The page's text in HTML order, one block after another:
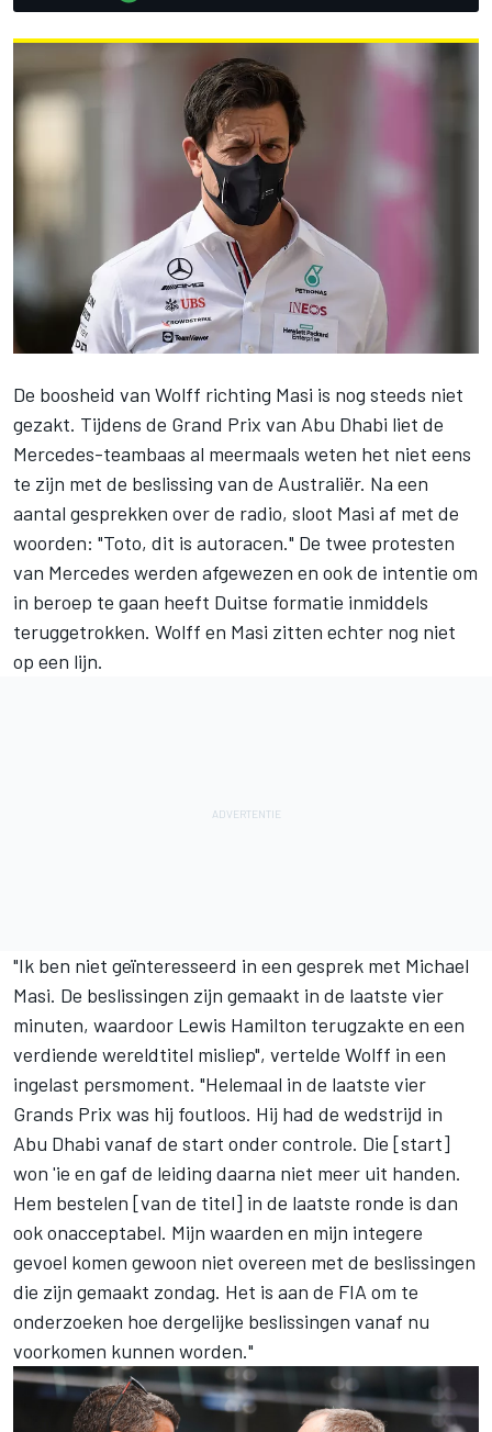
De boosheid van Wolff richting Masi is nog steeds niet
gezakt. Tijdens de Grand Prix van Abu Dhabi liet de
Mercedes-teambaas al meermaals weten het niet eens
te zijn met de beslissing van de Australiër. Na een
aantal gesprekken over de radio, sloot Masi af met de
woorden: "Toto, dit is autoracen." De twee protesten
van Mercedes werden afgewezen en ook de intentie om
in beroep te gaan heeft Duitse formatie inmiddels
teruggetrokken. Wolff en Masi zitten echter nog niet
op een lijn.
"Ik ben niet geïnteresseerd in een gesprek met Michael
Masi. De beslissingen zijn gemaakt in de laatste vier
minuten, waardoor Lewis Hamilton terugzakte en een
verdiende wereldtitel misliep", vertelde Wolff in een
ingelast persmoment. "Helemaal in de laatste vier
Grands Prix was hij foutloos. Hij had de wedstrijd in
Abu Dhabi vanaf de start onder controle. Die [start]
won 'ie en gaf de leiding daarna niet meer uit handen.
Hem bestelen [van de titel] in de laatste ronde is dan
ook onacceptabel. Mijn waarden en mijn integere
gevoel komen gewoon niet overeen met de beslissingen
die zijn gemaakt zondag. Het is aan de FIA om te
onderzoeken hoe dergelijke beslissingen vanaf nu
voorkomen kunnen worden."